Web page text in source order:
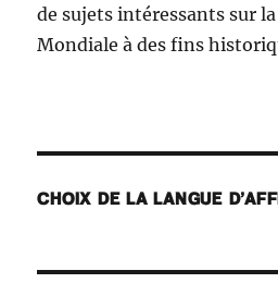
de sujets intéressants sur
Mondiale à des fins
CHOIX DE LA LANGUE